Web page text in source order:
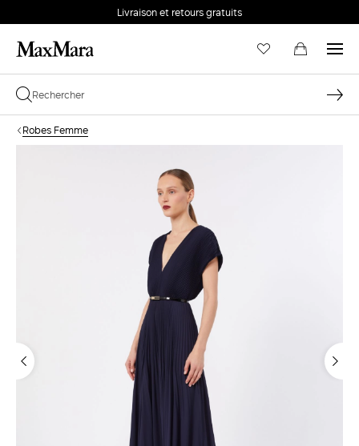
Livraison et retours gratuits
Robes Femme